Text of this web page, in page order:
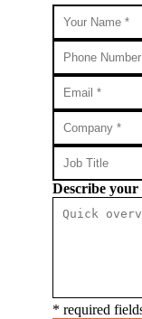
Describe your
* required